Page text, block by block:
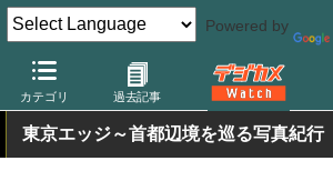
Powered by
カテゴリ 過去記事
デジカメ Watch カメラ ミラーレスカメラ
東京エッジ～首都辺境を巡る写真紀行